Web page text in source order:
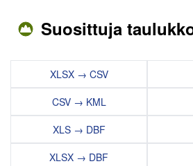
Suosittuja
XLSX → CSV
CSV → KML
XLS → DBF
XLSX → DBF